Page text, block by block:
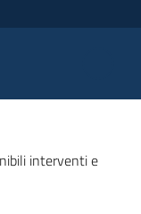
interventi e